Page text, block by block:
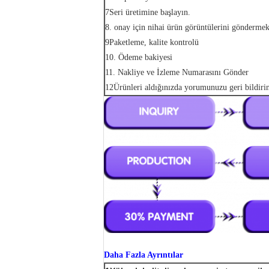
7Seri üretimine başlayın.
8. onay için nihai ürün görüntülerini göndermek
9Paketleme, kalite kontrolü
10. Ödeme bakiyesi
11. Nakliye ve İzleme Numarasını Gönder
12Ürünleri aldığınızda yorumunuzu geri
Daha Fazla Ayrıntılar